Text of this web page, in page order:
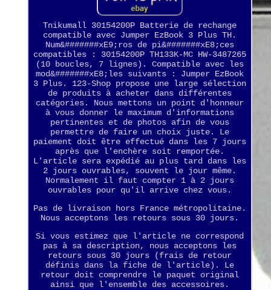
Tnikumall 30154200P Batterie de rechange
compatible avec Jumper EzBook 3 Plus TH.
Num&#######xE9;ros de pi&#######xE8;ces
compatibles : 30154200P TH133K-MC HW-3487265
(10 boucles, 7 lignes). Compatible avec les
mod&#######xE8;les suivants : Jumper EzBook
3 Plus. 123-Shop propose une large sélection
de produits à acheter dans différentes
catégories. Nous mettons un point d'honneur
à vous donner le maximum d'informations
pertinentes et de photos afin de vous
permettre de faire un choix juste. Le
paiement doit être effectué dans les 7 jours
après que l'enchère soit remportée.
L'article sera expédié au plus tard dans les
2 jours ouvrables, souvent le jour même.
Normalement il faut compter 1 à 2 jours
ouvrables pour qu'il arrive chez vous.
Pas de livraison hors France métropolitaine.
Nous acceptons les retours sous 30 jours.
Si vous estimez que l'article ne correspond
pas à sa description, nous acceptons les
retours sous 30 jours (frais de retour
définis dans la fiche de l'article). Le
retour doit comprendre le paquet original
ainsi que l'ensemble des accessoires.